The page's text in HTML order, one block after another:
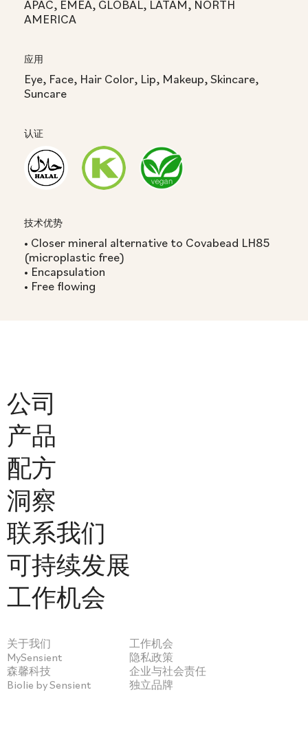
APAC, EMEA, GLOBAL, LATAM, NORTH
AMERICA
应用
Eye, Face, Hair Color, Lip, Makeup, Skincare,
Suncare
认证
技术优势
• Closer mineral alternative to Covabead LH85
(microplastic free)
• Encapsulation
• Free flowing
公司
产品
配方
洞察
联系我们
可持续发展
工作机会
关于我们
MySensient
森馨科技
Biolie by Sensient
工作机会
隐私政策
企业与社会责任
独立品牌